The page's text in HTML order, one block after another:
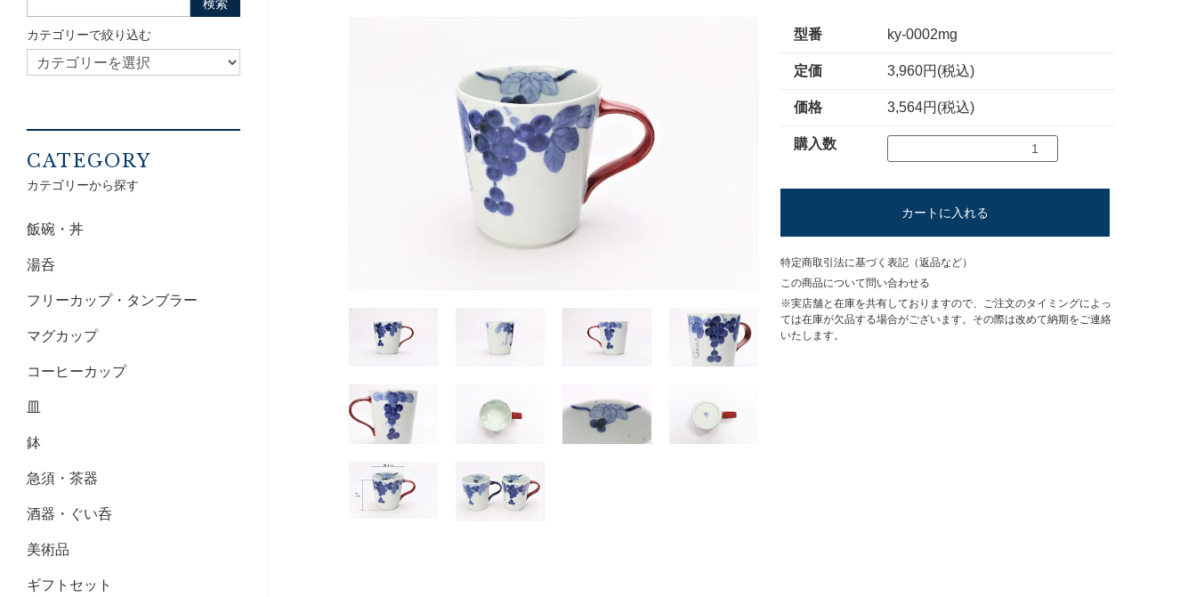
型番 ky-0002mg
定価 3,960円(税込)
価格 3,564円(税込)
購入数
カートに入れる
特定商取引法に基づく表記（返品など）
この商品について問い合わせる
※実店舗と在庫を共有しておりますので、ご注文のタイミングによっ
ては在庫が欠品する場合がございます。その際は改めて納期をご連絡
いたします。
カテゴリーで絞り込む
CATEGORY
カテゴリーから探す
飯碗・丼
湯呑
フリーカップ・タンブラー
マグカップ
コーヒーカップ
皿
鉢
急須・茶器
酒器・ぐい呑
美術品
ギフトセット